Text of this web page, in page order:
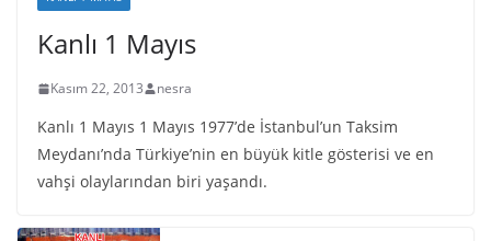
Kanlı 1 Mayıs
Kasım 22, 2013 nesra
Kanlı 1 Mayıs 1 Mayıs 1977’de İstanbul’un Taksim
Meydanı’nda Türkiye’nin en büyük kitle gösterisi ve en
vahşi olaylarından biri yaşandı.